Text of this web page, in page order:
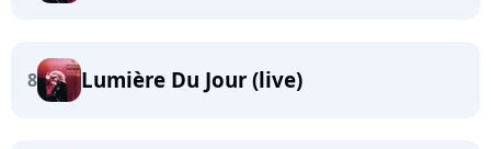
8 Lumière Du Jour (live)